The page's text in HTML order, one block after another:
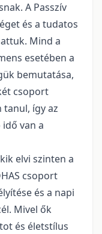
A Passzív
és a tudatos
Mind a
esetében a
bemutatása,
csoport
így az
van a
elvi szinten a
csoport
és a napi
Mivel ők
és életstílus